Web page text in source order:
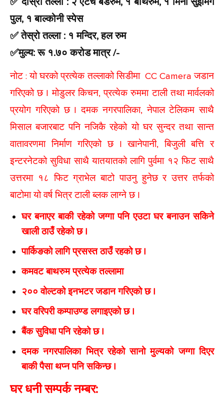
पुल, १ बाल्कोनी स्पेस
✅ तेस्रो तल्ला : १ मन्दिर, हल रुम
✅मुल्य: रू १.७० करोड मात्र /-
नोट : यो घरको प्रत्येक तल्लाको सिडीमा CC Camera जडान
गरिएको छ | मोडुलर किचन, प्रत्येक रुममा टाली तथा मार्वलको
प्रयोग गरिएको छ | दमक नगरपालिका, नेपाल टेलिकम साथै
मिसाल बजारबाट पनि नजिकै रहेको यो घर सुन्दर तथा सान्त
वातावरणमा निर्माण गरिएको छ | खानेपानी, बिजुली बत्ति र
इन्टरनेटको सुविधा साथै यातयातको लागि पुर्वमा १२ फिट साथै
उत्तरमा १८ फिट ग्राभेल बाटो पाउनु हुनेछ र उत्तर तर्फको
बाटोमा यो वर्ष भित्र टाली ब्लक लाग्ने छ |
घर बनाएर बाकी रहेको जग्गा पनि एउटा घर बनाउन सकिने
खाली ठाउँ रहेको छ |
पार्किङको लागि प्रसस्त ठाउँ रहको छ |
कमवट बाथरुम प्रत्येक तल्लामा
२०० वोल्टको इनभटर जडान गरिएको छ |
घर वरिपरी कम्पाउण्ड लगाइएको छ |
बैंक सुविधा पनि रहेको छ |
दमक नगरपालिका भित्र रहेको सानो मुल्यको जग्गा दिएर
बाकी पैसा थप्न पनि सकिन्छ |
घर धनी सम्पर्क नम्बर: